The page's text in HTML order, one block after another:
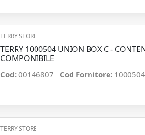
TERRY STORE
TERRY 1000504 UNION BOX C -
COMPONIBILE
Cod: 00146807 Cod Fornitore: 1000504
TERRY STORE